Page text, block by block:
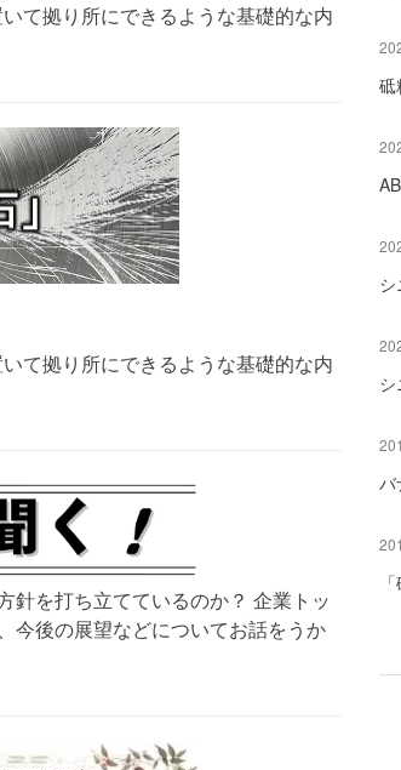
て拠り所にできるような基礎的な内
て拠り所にできるような基礎的な内
針を打ち立てているのか？ 企業トッ
今後の展望などについてお話をうか
砥
シ
バ